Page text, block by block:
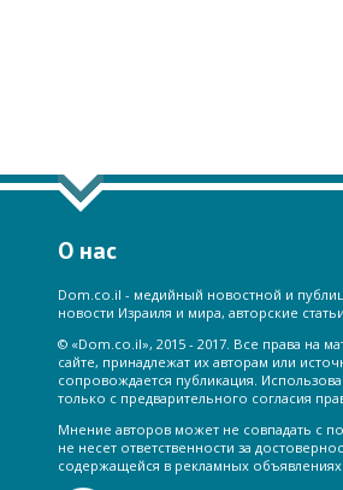
О нас
Dom.co.il - медийный новостной и
новости Израиля и мира, авторские
© «Dom.co.il», 2015 - 2017. Все права на
сайте, принадлежат их авторам или
сопровождается публикация.
только с предварительного согласия
Мнение авторов может не совпадать с
не несет ответственности за
содержащейся в рекламных объявлениях.